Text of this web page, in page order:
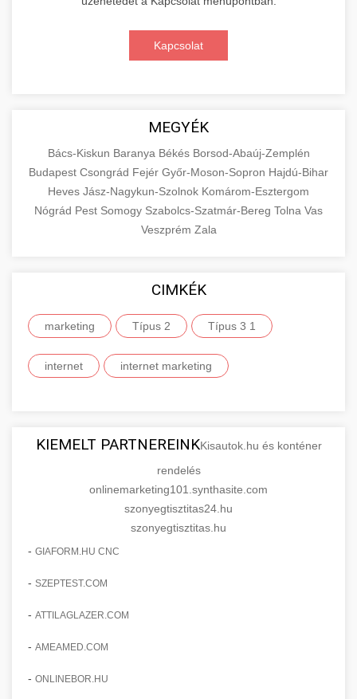
Kapcsolat
MEGYÉK
Bács-Kiskun Baranya Békés Borsod-Abaúj-Zemplén
Budapest Csongrád Fejér Győr-Moson-Sopron Hajdú-Bihar
Heves Jász-Nagykun-Szolnok Komárom-Esztergom
Nógrád Pest Somogy Szabolcs-Szatmár-Bereg Tolna Vas
Veszprém Zala
CIMKÉK
marketing Típus 2 Típus 3 1
internet internet marketing
KIEMELT PARTNEREINKKisautok.hu és konténer
rendelés
onlinemarketing101.synthasite.com
szonyegtisztitas24.hu
szonyegtisztitas.hu
- GIAFORM.HU CNC
- SZEPTEST.COM
- ATTILAGLAZER.COM
- AMEAMED.COM
- ONLINEBOR.HU